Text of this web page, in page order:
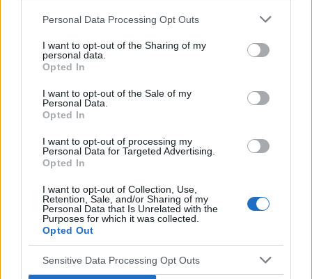
Personal Data Processing Opt Outs
I want to opt-out of the Sharing of my
personal data.
Opted In
I want to opt-out of the Sale of my
Personal Data.
Opted In
I want to opt-out of processing my
Personal Data for Targeted Advertising.
Opted In
I want to opt-out of Collection, Use,
Retention, Sale, and/or Sharing of my
Personal Data that Is Unrelated with the
Purposes for which it was collected.
Opted Out
Sensitive Data Processing Opt Outs
Reklama: